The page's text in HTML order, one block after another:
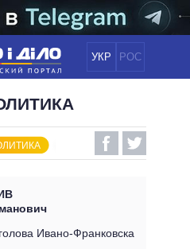
УКР РОС
ПОЛИТИКА
ЭКОНОМИКА
МИР
Ивано-Франковска